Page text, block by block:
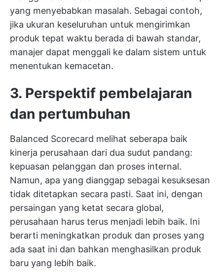
yang menyebabkan masalah. Sebagai contoh,
jika ukuran keseluruhan untuk mengirimkan
produk tepat waktu berada di bawah standar,
manajer dapat menggali ke dalam sistem untuk
menentukan kemacetan.
3. Perspektif pembelajaran
dan pertumbuhan
Balanced Scorecard melihat seberapa baik
kinerja perusahaan dari dua sudut pandang:
kepuasan pelanggan dan proses internal.
Namun, apa yang dianggap sebagai kesuksesan
tidak ditetapkan secara pasti. Saat ini, dengan
persaingan yang ketat secara global,
perusahaan harus terus menjadi lebih baik. Ini
berarti meningkatkan produk dan proses yang
ada saat ini dan bahkan menghasilkan produk
baru yang lebih baik.